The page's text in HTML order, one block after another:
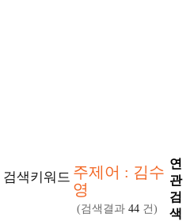
검색키워드 주제어 : 김수
영
(검색결과 44 건)
연
관
검
색